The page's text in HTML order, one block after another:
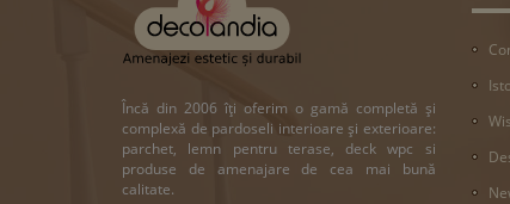
Încă din 2006 îți oferim o gamă completă și
complexă de pardoseli interioare și exterioare:
parchet, lemn pentru terase, deck wpc si
produse de amenajare de cea mai bună
calitate.